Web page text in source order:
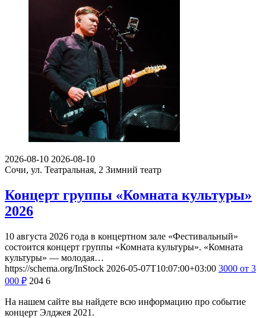
2026-08-10 2026-08-10
Сочи, ул. Театральная, 2 Зимний театр
Концерт группы «Комната культуры»
2026
10 августа 2026 года в концертном зале «Фестивальный»
состоится концерт группы «Комната культуры». «Комната
культуры» — молодая…
https://schema.org/InStock 2026-05-07T10:07:00+03:00 3000 от 3
000 ₽ 204 6
На нашем сайте вы найдете всю информацию про событие
концерт Элджея 2021.